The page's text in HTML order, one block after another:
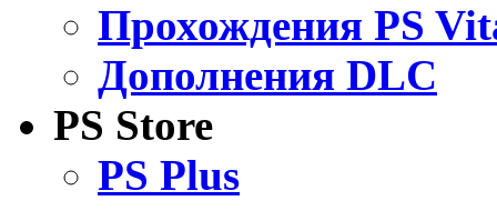
Прохождения PS
Дополнения DLC
PS Store
PS Plus